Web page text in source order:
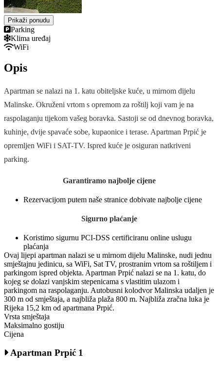
Prikaži ponudu
Parking
Klima uređaj
WiFi
Opis
Apartman se nalazi na 1. katu obiteljske kuće, u mirnom dijelu
Malinske. Okruženi vrtom s opremom za roštilj koji vam je na
raspolaganju tijekom vašeg boravka. Sastoji se od dnevnog boravka,
kuhinje, dvije spavaće sobe, kupaonice i terase. Apartman Prpić je
opremljen WiFi i SAT-TV. Ispred kuće je osiguran natkriveni
parking.
Garantiramo najbolje cijene
Rezervacijom putem naše stranice dobivate najbolje cijene
Sigurno plaćanje
Koristimo sigurnu PCI-DSS certificiranu online uslugu
plaćanja
Ovaj lijepi apartman nalazi se u mirnom dijelu Malinske, nudi jednu
smještajnu jedinicu, sa WiFi, Sat TV, prostranim vrtom sa roštiljem i
parkingom ispred objekta. Apartman Prpić nalazi se na 1. katu, do
kojeg se dolazi vanjskim stepenicama s vlastitim ulazom i
parkingom na raspolaganju. Autobusni kolodvor Malinska udaljen je
300 m od smještaja, a najbliža plaža 800 m. Najbliža zračna luka je
Rijeka 15,2 km od apartmana Prpić.
Vrsta smještaja
Maksimalno gostiju
Cijena
Apartman Prpić 1